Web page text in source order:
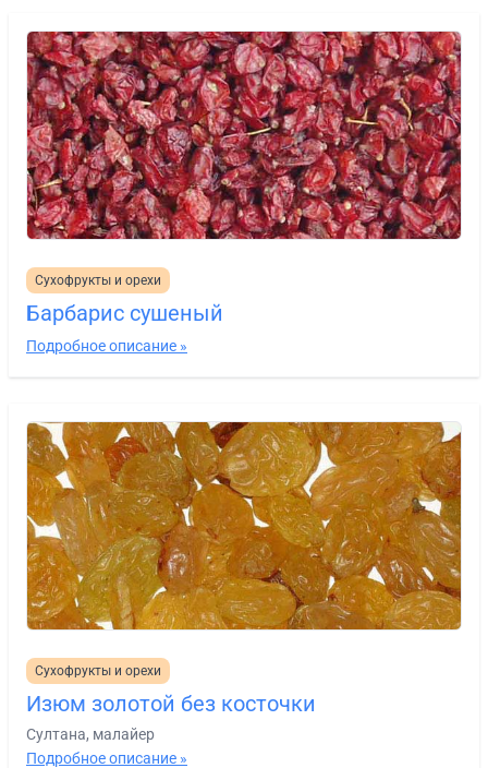
Сухофрукты и орехи
Барбарис сушеный
Подробное описание »
Сухофрукты и орехи
Изюм золотой без косточки
Султана, малайер
Подробное описание »